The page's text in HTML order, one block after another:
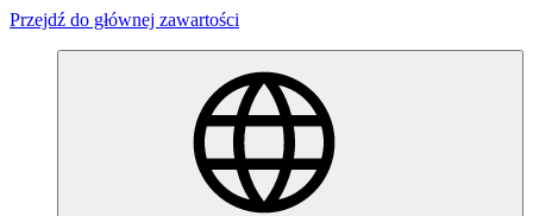
Przejdź do głównej zawartości